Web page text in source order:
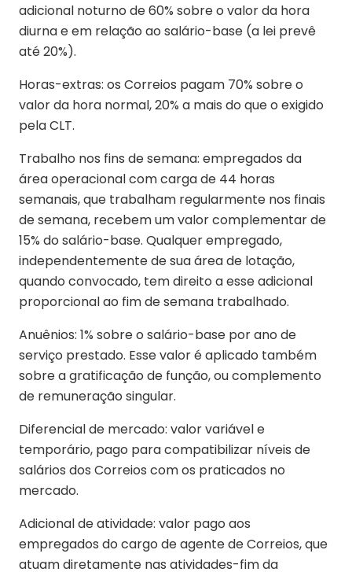
adicional noturno de 60% sobre o valor da hora
diurna e em relação ao salário-base (a lei prevê
até 20%).
Horas-extras: os Correios pagam 70% sobre o
valor da hora normal, 20% a mais do que o exigido
pela CLT.
Trabalho nos fins de semana: empregados da
área operacional com carga de 44 horas
semanais, que trabalham regularmente nos finais
de semana, recebem um valor complementar de
15% do salário-base. Qualquer empregado,
independentemente de sua área de lotação,
quando convocado, tem direito a esse adicional
proporcional ao fim de semana trabalhado.
Anuênios: 1% sobre o salário-base por ano de
serviço prestado. Esse valor é aplicado também
sobre a gratificação de função, ou complemento
de remuneração singular.
Diferencial de mercado: valor variável e
temporário, pago para compatibilizar níveis de
salários dos Correios com os praticados no
mercado.
Adicional de atividade: valor pago aos
empregados do cargo de agente de Correios, que
atuam diretamente nas atividades-fim da